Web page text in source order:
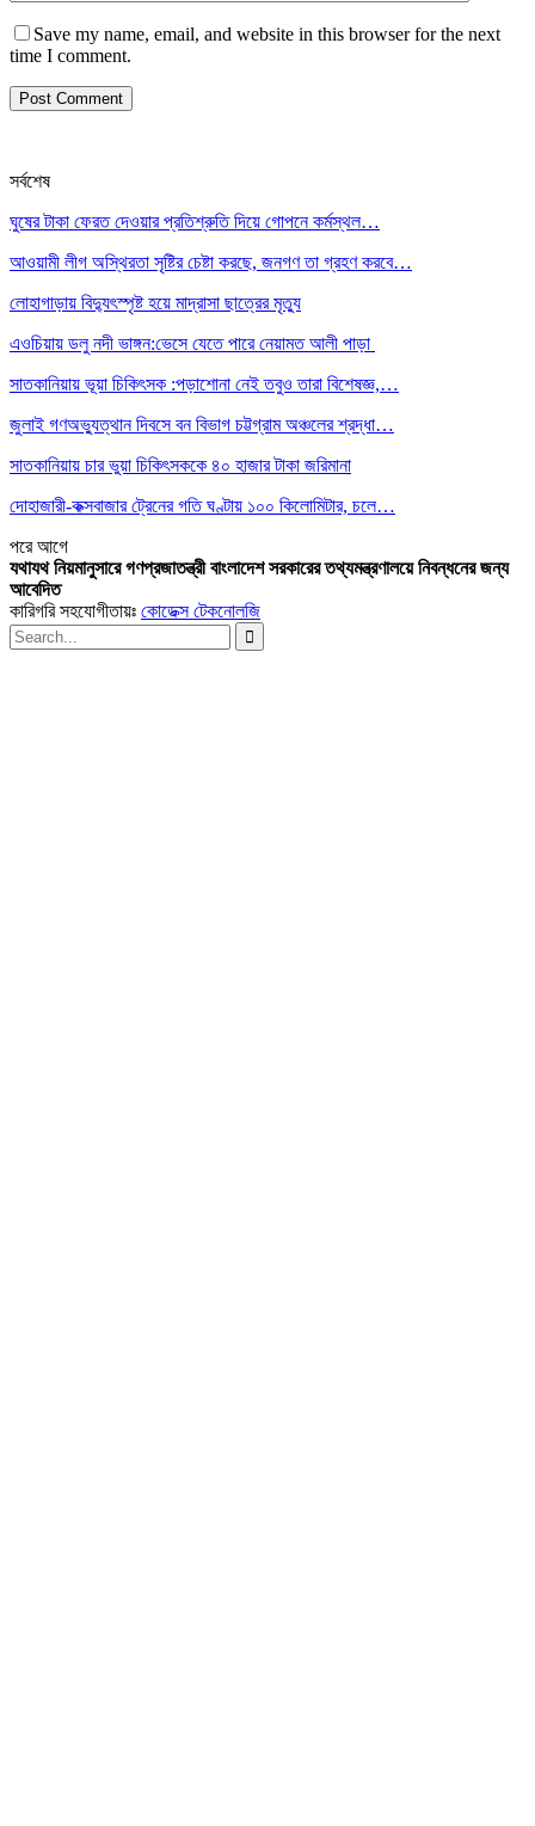
Save my name, email, and website in this browser for the next
time I comment.
সর্বশেষ
ঘুষের টাকা ফেরত দেওয়ার প্রতিশ্রুতি দিয়ে গোপনে কর্মস্থল…
আওয়ামী লীগ অস্থিরতা সৃষ্টির চেষ্টা করছে, জনগণ তা গ্রহণ করবে…
লোহাগাড়ায় বিদ্যুৎস্পৃষ্ট হয়ে মাদ্রাসা ছাত্রের মৃত্যু
এওচিয়ায় ডলু নদী ভাঙ্গন:ভেসে যেতে পারে নেয়ামত আলী পাড়া
সাতকানিয়ায় ভূয়া চিকিৎসক :পড়াশোনা নেই তবুও তারা বিশেষজ্ঞ,…
জুলাই গণঅভ্যুত্থান দিবসে বন বিভাগ চট্টগ্রাম অঞ্চলের শ্রদ্ধা…
সাতকানিয়ায় চার ভুয়া চিকিৎসককে ৪০ হাজার টাকা জরিমানা
দোহাজারী-কক্সবাজার ট্রেনের গতি ঘণ্টায় ১০০ কিলোমিটার, চলে…
পরেআগে
যথাযথ নিয়মানুসারে গণপ্রজাতন্ত্রী বাংলাদেশ সরকারের তথ্যমন্ত্রণালয়ে নিবন্ধনের জন্য
আবেদিত
কারিগরি সহযোগীতায়ঃ কোডেক্স টেকনোলজি